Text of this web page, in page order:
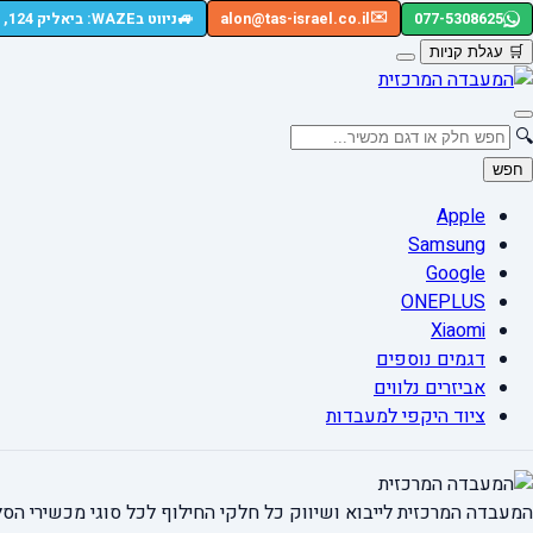
077-5308625
✉️
alon@tas-israel.co.il
🚙ניווט בWAZE: ביאליק 124, רמת גן
🛒 עגלת קניות
🔍
חפש
Apple
Samsung
Google
ONEPLUS
Xiaomi
דגמים נוספים
אביזרים נלווים
ציוד היקפי למעבדות
המעבדה המרכזית לייבוא ושיווק כל חלקי החילוף לכל סוגי מכשירי